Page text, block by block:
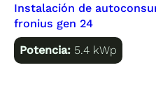
Instalación de
fronius gen 24
Potencia: 5.4 kWp